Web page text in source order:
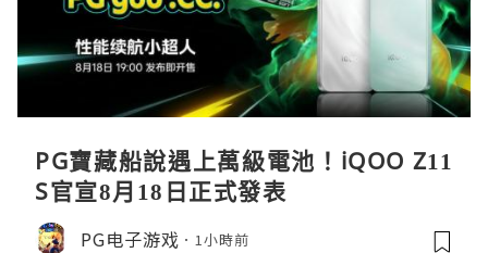
PG寶藏船說遇上萬級電池！iQOO Z11
S官宣8月18日正式發表
PG电子游戏 1小時前